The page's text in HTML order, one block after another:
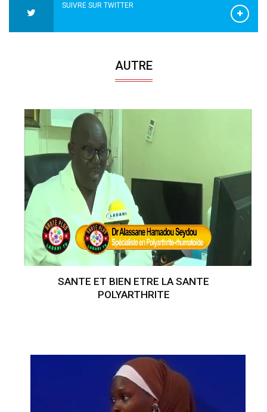
SUIVRE SUR TWITTER
AUTRE
SANTE ET BIEN ETRE LA SANTE
POLYARTHRITE